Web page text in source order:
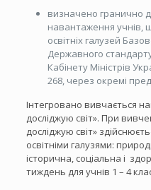
визначено гранично
навантаження учнів,
освітніх галузей
Державного
Кабінету Міністрів
268, через окремі
Інтегровано вивчається
досліджую світ». При
досліджую світ»
освітніми галузями:
історична, соціальна і
тиждень для учнів 1 – 4